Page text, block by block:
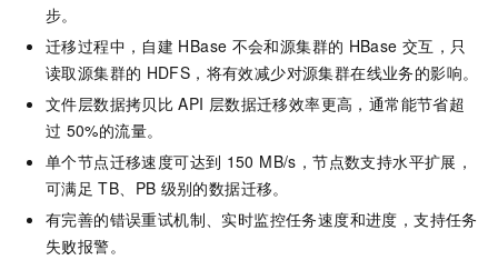
步。
迁移过程中，自建 HBase 不会和源集群的 HBase 交互，只
读取源集群的 HDFS，将有效减少对源集群在线业务的影响。
文件层数据拷贝比 API 层数据迁移效率更高，通常能节省超
过 50%的流量。
单个节点迁移速度可达到 150 MB/s，节点数支持水平扩展，
可满足 TB、PB 级别的数据迁移。
有完善的错误重试机制、实时监控任务速度和进度，支持任务
失败报警。